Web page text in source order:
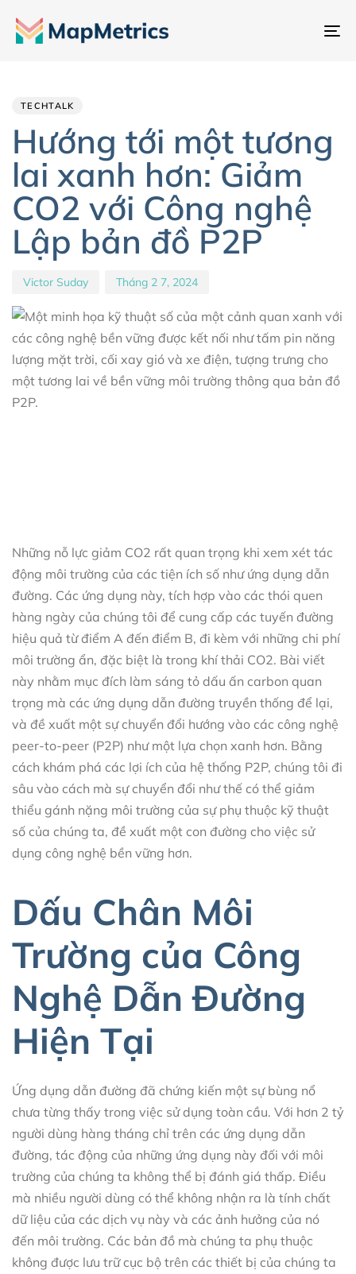
TECHTALK
Hướng tới một tương
lai xanh hơn: Giảm
CO2 với Công nghệ
Lập bản đồ P2P
Victor Suday Tháng 2 7, 2024
Những nỗ lực giảm CO2 rất quan trọng khi xem xét tác
động môi trường của các tiện ích số như ứng dụng dẫn
đường. Các ứng dụng này, tích hợp vào các thói quen
hàng ngày của chúng tôi để cung cấp các tuyến đường
hiệu quả từ điểm A đến điểm B, đi kèm với những chi phí
môi trường ẩn, đặc biệt là trong khí thải CO2. Bài viết
này nhằm mục đích làm sáng tỏ dấu ấn carbon quan
trọng mà các ứng dụng dẫn đường truyền thống để lại,
và đề xuất một sự chuyển đổi hướng vào các công nghệ
peer-to-peer (P2P) như một lựa chọn xanh hơn. Bằng
cách khám phá các lợi ích của hệ thống P2P, chúng tôi đi
sâu vào cách mà sự chuyển đổi như thế có thể giảm
thiểu gánh nặng môi trường của sự phụ thuộc kỹ thuật
số của chúng ta, đề xuất một con đường cho việc sử
dụng công nghệ bền vững hơn.
Dấu Chân Môi
Trường của Công
Nghệ Dẫn Đường
Hiện Tại
Ứng dụng dẫn đường đã chứng kiến một sự bùng nổ
chưa từng thấy trong việc sử dụng toàn cầu. Với hơn 2 tỷ
người dùng hàng tháng chỉ trên các ứng dụng dẫn
đường, tác động của những ứng dụng này đối với môi
trường của chúng ta không thể bị đánh giá thấp. Điều
mà nhiều người dùng có thể không nhận ra là tính chất
dữ liệu của các dịch vụ này và các ảnh hưởng của nó
đến môi trường. Các bản đồ mà chúng ta phụ thuộc
không được lưu trữ cục bộ trên các thiết bị của chúng ta